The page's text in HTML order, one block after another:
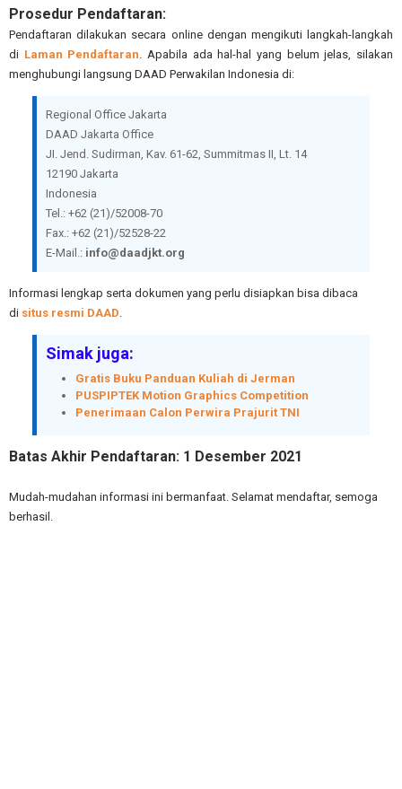
Prosedur Pendaftaran:
Pendaftaran dilakukan secara online dengan mengikuti langkah-langkah
di Laman Pendaftaran. Apabila ada hal-hal yang belum jelas, silakan
menghubungi langsung DAAD Perwakilan Indonesia di:
Regional Office Jakarta
DAAD Jakarta Office
JI. Jend. Sudirman, Kav. 61-62, Summitmas II, Lt. 14
12190 Jakarta
Indonesia
Tel.: +62 (21)/52008-70
Fax.: +62 (21)/52528-22
E-Mail.: info@daadjkt.org
Informasi lengkap serta dokumen yang perlu disiapkan bisa dibaca
di situs resmi DAAD.
Simak juga:
Gratis Buku Panduan Kuliah di Jerman
PUSPIPTEK Motion Graphics Competition
Penerimaan Calon Perwira Prajurit TNI
Batas Akhir Pendaftaran: 1 Desember 2021
Mudah-mudahan informasi ini bermanfaat. Selamat mendaftar, semoga
berhasil.